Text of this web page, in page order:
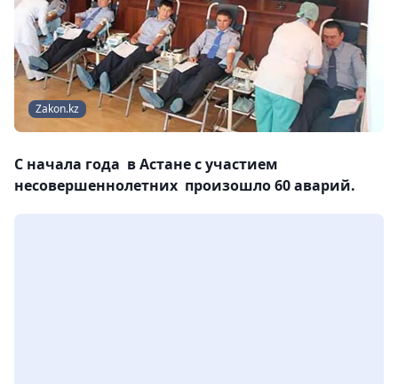
Zakon.kz
С начала года в Астане с участием
несовершеннолетних произошло 60 аварий.